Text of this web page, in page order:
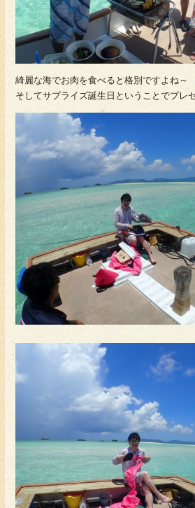
綺麗な海でお肉を食べると格別ですよね～
そしてサプライズ誕生日ということでプレ